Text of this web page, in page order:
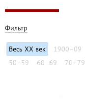
Весь XX век 1900–09
50–59
60–69 70–79
Фильтр